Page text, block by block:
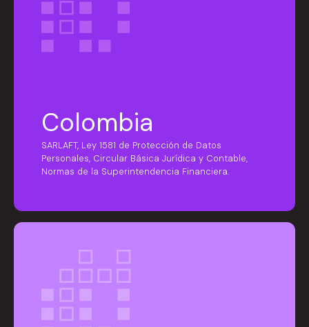
Colombia
SARLAFT, Ley 1581 de Protección de Datos
Personales, Circular Básica Jurídica y Contable,
Normas de la Superintendencia Financiera.